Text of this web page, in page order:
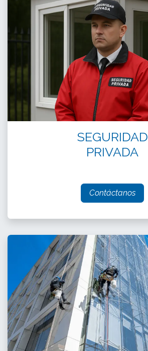
SEGURIDAD
PRIVADA
Contáctanos